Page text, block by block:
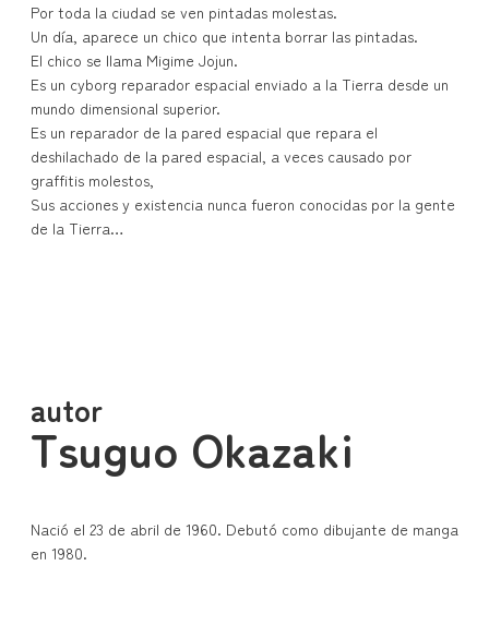
Haga clic aquí para adquirir la
versión japonesa.
Compre aquí ediciones en otros
idiomas.
Acerca de las obras de Tatsunoko
Por toda la ciudad se ven pintadas molestas.
Un día, aparece un chico que intenta borrar las pintadas.
El chico se llama Migime Jojun.
Es un cyborg reparador espacial enviado a la Tierra desde un
mundo dimensional superior.
Es un reparador de la pared espacial que repara el
deshilachado de la pared espacial, a veces causado por
graffitis molestos,
Sus acciones y existencia nunca fueron conocidas por la gente
de la Tierra…
autor
Tsuguo Okazaki
Nació el 23 de abril de 1960. Debutó como dibujante de manga
en 1980.